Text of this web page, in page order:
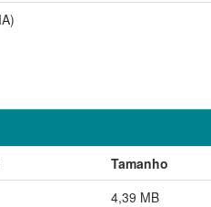
Tamanho
4,39 MB